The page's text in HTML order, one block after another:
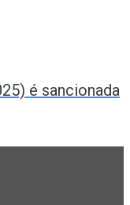
é sancionada